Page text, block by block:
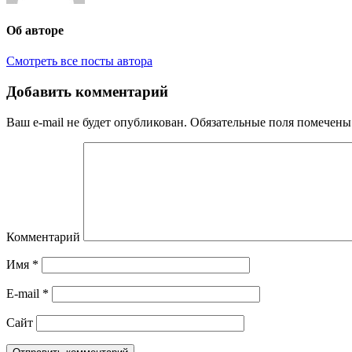
Об авторе
Смотреть все посты автора
Добавить комментарий
Ваш e-mail не будет опубликован. Обязательные поля
Комментарий
Имя *
E-mail *
Сайт